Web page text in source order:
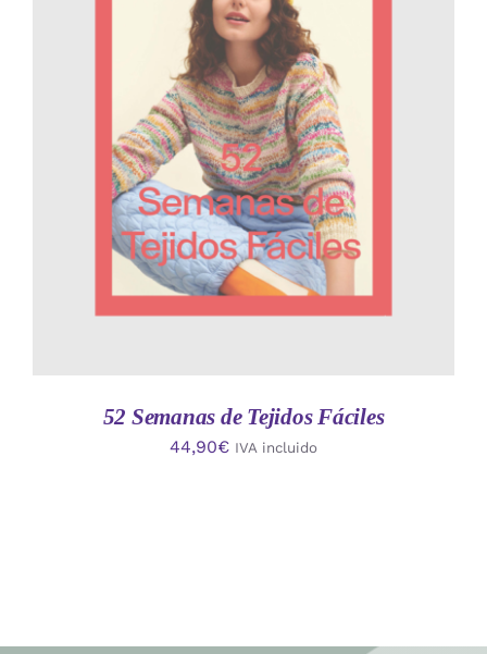
AÑADIR AL CARRITO
/
DETALLES
52 Semanas de Tejidos Fáciles
44,90€ IVA incluido